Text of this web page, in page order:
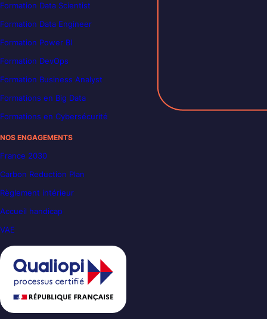
Formation Data Scientist
Formation Data Engineer
Formation Power BI
Formation DevOps
Formation Business Analyst
Formations en Big Data
Formations en Cybersécurité
NOS ENGAGEMENTS
France 2030
Carbon Reduction Plan
Règlement intérieur
Accueil handicap
VAE